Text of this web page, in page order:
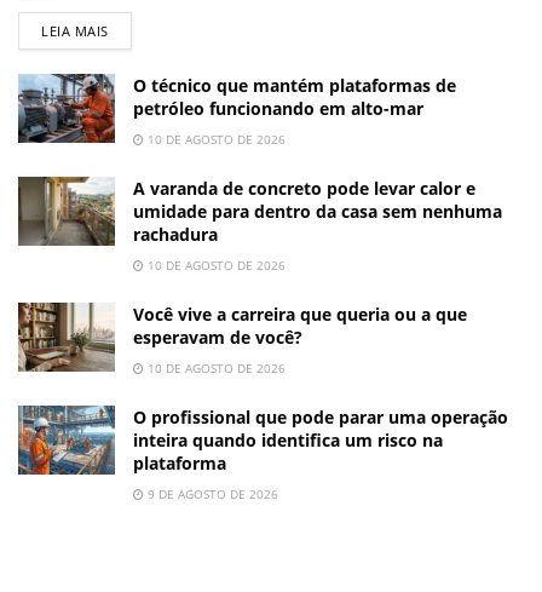
LEIA MAIS
O técnico que mantém plataformas de
petróleo funcionando em alto-mar
10 DE AGOSTO DE 2026
A varanda de concreto pode levar calor e
umidade para dentro da casa sem nenhuma
rachadura
10 DE AGOSTO DE 2026
Você vive a carreira que queria ou a que
esperavam de você?
10 DE AGOSTO DE 2026
O profissional que pode parar uma operação
inteira quando identifica um risco na
plataforma
9 DE AGOSTO DE 2026